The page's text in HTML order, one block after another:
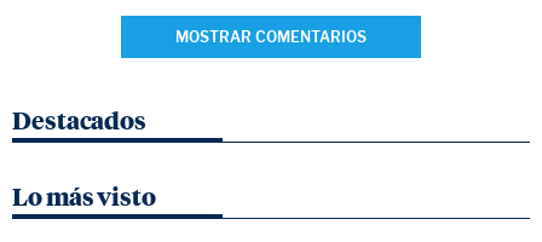
MOSTRAR COMENTARIOS
Destacados
Lo más visto